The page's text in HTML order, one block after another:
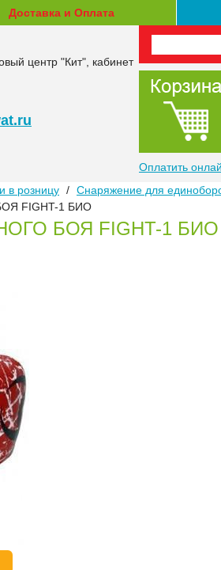
Доставка и Оплата
центр "Кит", кабинет
Оплатить
в розницу / Снаряжение для
FIGHT-1 БИО
БОЯ FIGHT-1 БИО